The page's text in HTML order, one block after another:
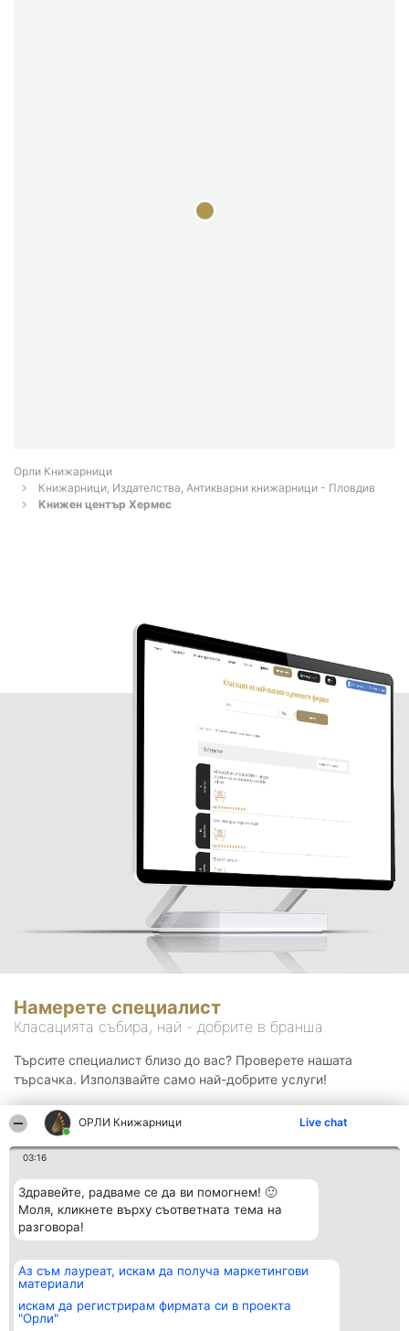
ОРЛИ Книжарници Live chat
03:16
Здравейте, радваме се да ви помогнем! 🙂
Моля, кликнете върху съответната тема на
разговора!
Аз съм лауреат, искам да получа маркетингови
материали
искам да регистрирам фирмата си в проекта
"Орли"
Орли Книжарници
Книжарници, Издателства, Антикварни книжарници - Пловдив
Книжен център Хермес
Намерете специалист
Класацията събира, най - добрите в бранша.
Търсите специалист близо до вас? Проверете нашата
търсачка. Използвайте само най-добрите услуги!
Организатор на
класиране
BulevardulAleea Timișul De
Sus Nr. 2, Bl. A30, Sc. A, Et.
Класация
всички
Контакти